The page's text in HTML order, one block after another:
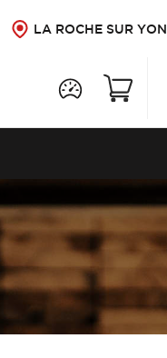
LA ROCHE SUR YON